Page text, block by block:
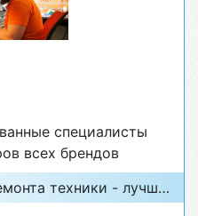
специалисты
всех брендов
- лучший гарант качества